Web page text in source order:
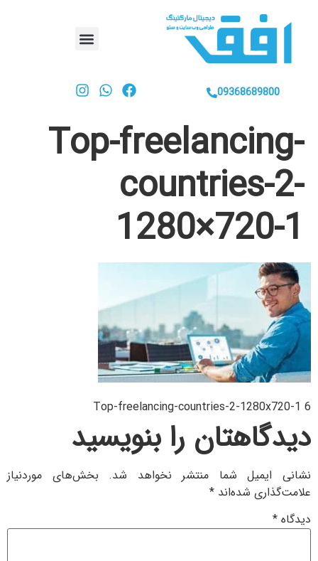
09368689800
Top-freelancing-
countries-2-
1280×720-1
Top-freelancing-countries-2-1280x720-1 6
دیدگاهتان را بنویسید
نشانی ایمیل شما منتشر نخواهد شد.
بخش‌های موردنیاز
علامت‌گذاری شده‌اند *
دیدگاه *